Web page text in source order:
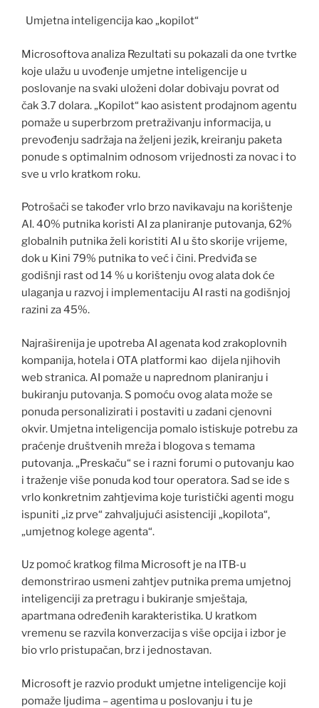
Umjetna inteligencija kao „kopilot“
Microsoftova analiza Rezultati su pokazali da one tvrtke
koje ulažu u uvođenje umjetne inteligencije u
poslovanje na svaki uloženi dolar dobivaju povrat od
čak 3.7 dolara. „Kopilot“ kao asistent prodajnom agentu
pomaže u superbrzom pretraživanju informacija, u
prevođenju sadržaja na željeni jezik, kreiranju paketa
ponude s optimalnim odnosom vrijednosti za novac i to
sve u vrlo kratkom roku.
Potrošači se također vrlo brzo navikavaju na korištenje
AI. 40% putnika koristi AI za planiranje putovanja, 62%
globalnih putnika želi koristiti AI u što skorije vrijeme,
dok u Kini 79% putnika to već i čini. Predviđa se
godišnji rast od 14 % u korištenju ovog alata dok će
ulaganja u razvoj i implementaciju AI rasti na godišnjoj
razini za 45%.
Najraširenija je upotreba AI agenata kod zrakoplovnih
kompanija, hotela i OTA platformi kao dijela njihovih
web stranica. AI pomaže u naprednom planiranju i
bukiranju putovanja. S pomoću ovog alata može se
ponuda personalizirati i postaviti u zadani cjenovni
okvir. Umjetna inteligencija pomalo istiskuje potrebu za
praćenje društvenih mreža i blogova s temama
putovanja. „Preskaču“ se i razni forumi o putovanju kao
i traženje više ponuda kod tour operatora. Sad se ide s
vrlo konkretnim zahtjevima koje turistički agenti mogu
ispuniti „iz prve“ zahvaljujući asistenciji „kopilota“,
„umjetnog kolege agenta“.
Uz pomoć kratkog filma Microsoft je na ITB-u
demonstrirao usmeni zahtjev putnika prema umjetnoj
inteligenciji za pretragu i bukiranje smještaja,
apartmana određenih karakteristika. U kratkom
vremenu se razvila konverzacija s više opcija i izbor je
bio vrlo pristupačan, brz i jednostavan.
Microsoft je razvio produkt umjetne inteligencije koji
pomaže ljudima – agentima u poslovanju i tu je